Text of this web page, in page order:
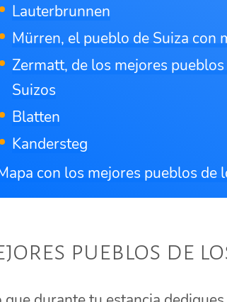
Lauterbrunnen
Mürren, el pueblo de Suiza con
Zermatt, de los mejores
Suizos
Blatten
Kandersteg
con los mejores pueblos de
pueblos de